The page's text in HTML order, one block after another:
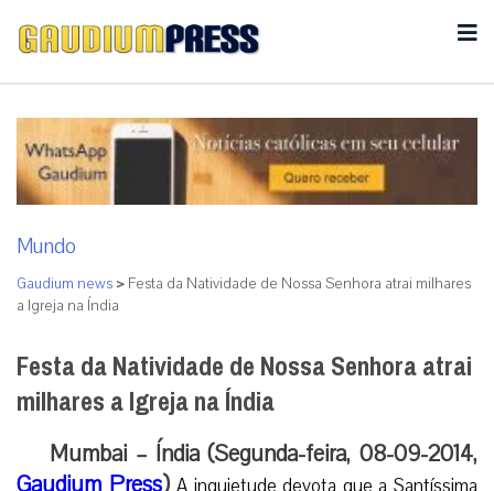
Mundo
Gaudium news > Festa da Natividade de Nossa Senhora atrai milhares
a Igreja na Índia
Festa da Natividade de Nossa Senhora atrai
milhares a Igreja na Índia
Mumbai – Índia (Segunda-feira, 08-09-2014,
Gaudium Press)A inquietude devota que a Santíssima